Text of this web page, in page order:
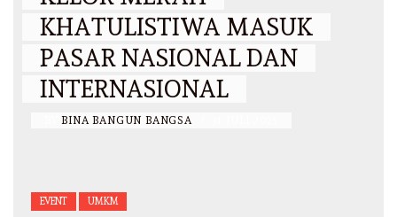
KHATULISTIWA MASUK
PASAR NASIONAL DAN
INTERNASIONAL
BINA BANGUN BANGSA
EVENT UMKM